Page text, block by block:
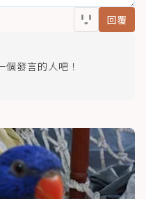
回覆
發言的人吧！